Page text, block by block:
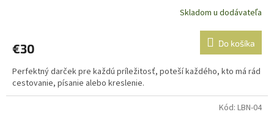
je
z
5
hviezdičiek.
Skladom u dodávateľa
€30 Do košíka
Perfektný darček pre každú príležitosť, poteší každého, kto má rád
cestovanie, písanie alebo kreslenie.
Kód: LBN-04